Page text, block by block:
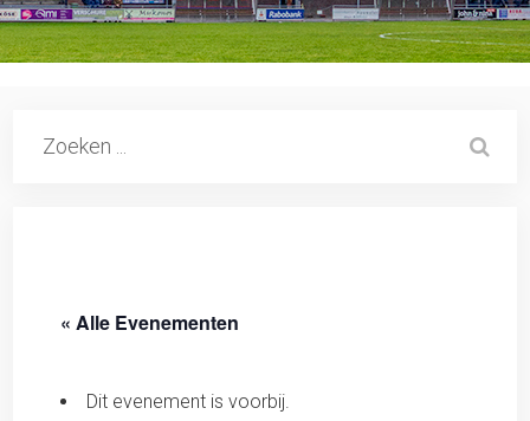
« Alle Evenementen
Dit evenement is voorbij.